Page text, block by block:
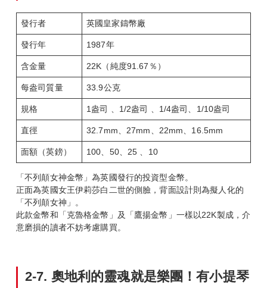
發行者 英國皇家鑄幣廠
發行年 1987年
含金量 22K（純度91.67％）
每盎司質量 33.9公克
規格 1盎司 、1/2盎司 、1/4盎司、1/10盎司
直徑 32.7mm、27mm、22mm、16.5mm
面額（英鎊） 100、50、25 、10
「不列顛女神金幣」為英國發行的投資型金幣。
正面為英國女王伊莉莎白二世的側臉，背面設計則為擬人化的
「不列顛女神」。
此款金幣和「克魯格金幣」及「鷹揚金幣」一樣以22K製成，介
意磨損的讀者不妨考慮購買。
2-7. 奧地利的靈魂就是樂團！有小提琴